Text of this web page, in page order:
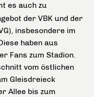
es auch zu
der VBK und der
insbesondere im
haben aus
Fans zum Stadion.
vom östlichen
Gleisdreieck
Allee bis zum